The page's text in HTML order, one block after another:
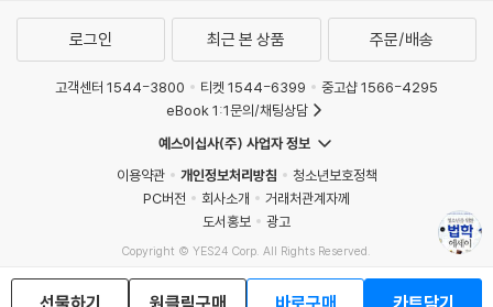
선물하기 원클릭구매 바로구매 카트담기
로그인 최근 본 상품 주문/배송
고객센터 1544-3800 티켓 1544-6399
중고샵 1566-4295
eBook 1:1문의/채팅상담
예스이십사(주) 사업자 정보
이용약관
개인정보처리방침
청소년보호정책
PC버전
회사소개
거래처관계자께
도서홍보
광고
Copyright © YES24 Corp. All Rights Reserved.